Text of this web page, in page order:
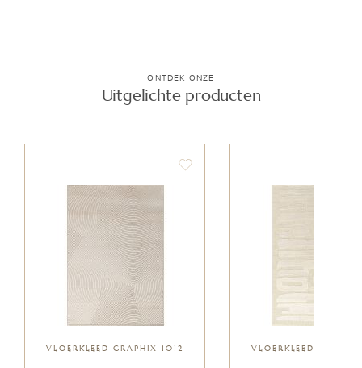
ONTDEK ONZE
Uitgelichte producten
VLOERKLEED GRAPHIX 1012 VLOERKLEED